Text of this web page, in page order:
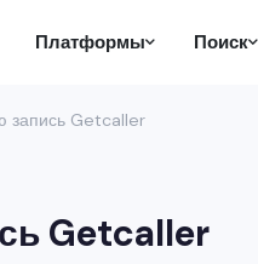
Платформы Поиск
запись Getcaller
Getcaller